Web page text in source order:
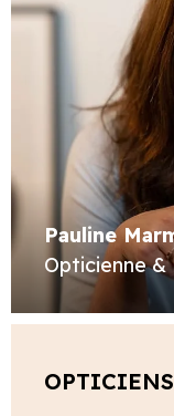
Pauline
Opticienne